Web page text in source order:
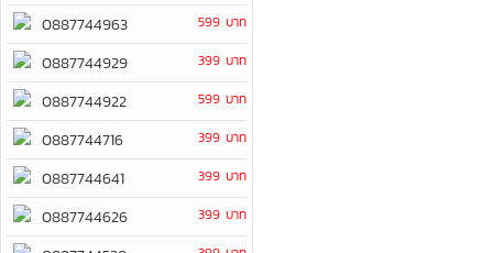
0887744963 599 บาท
0887744929 399 บาท
0887744922 599 บาท
0887744716 399 บาท
0887744641 399 บาท
0887744626 399 บาท